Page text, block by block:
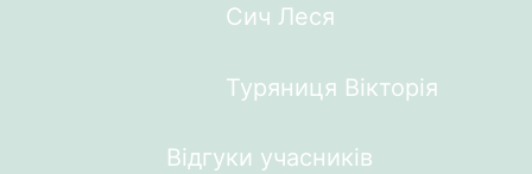
Сич Леся
Туряниця Вікторія
Відгуки учасників